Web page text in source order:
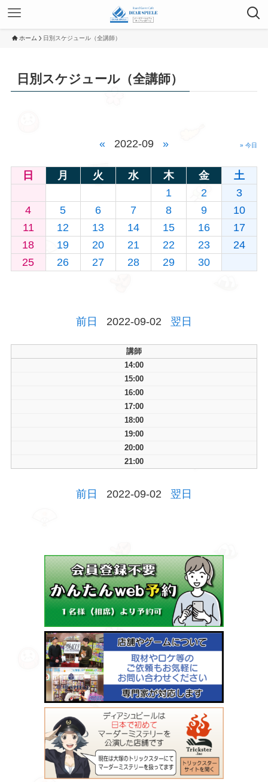
ホーム 日別スケジュール（全講師）
日別スケジュール（全講師）
« 2022-09 » » 今日
日 月 火 水 木 金
土
1
2
3
4
5 6 7 8 9
10
11
12 13 14 15 16
17
18
19 20 21 22 23
24
25
26 27 28 29 30
前日 2022-09-02 翌日
講師
14:00
15:00
16:00
17:00
18:00
19:00
20:00
21:00
前日 2022-09-02 翌日